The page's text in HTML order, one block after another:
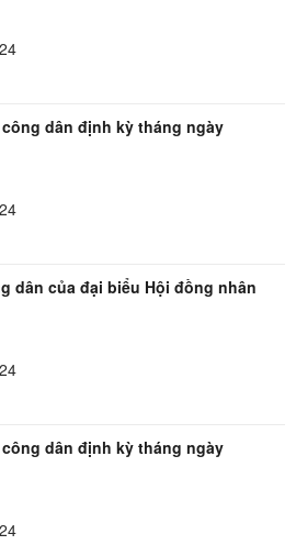
dân định kỳ tháng ngày
dân của đại biểu Hội đồng nhân
dân định kỳ tháng ngày